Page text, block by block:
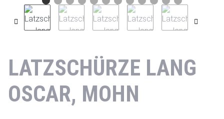
LATZSCHÜRZE LANG
OSCAR, MOHN